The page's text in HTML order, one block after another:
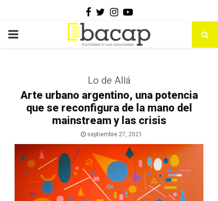
Facebook
Twitter
Instagram
Youtube
PRIMARY
Lo de Allá
Arte urbano argentino, una potencia
que se reconfigura de la mano del
mainstream y las crisis
septiembre 27, 2021